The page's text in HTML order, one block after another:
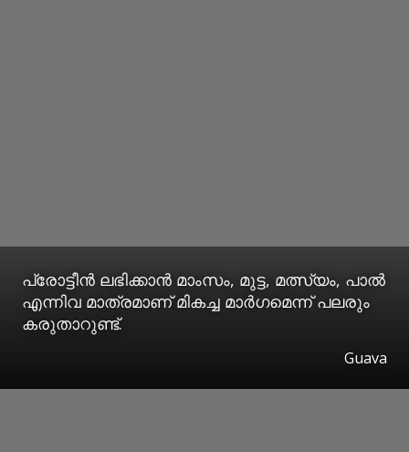
പ്രോട്ടീൻ ലഭിക്കാൻ മാംസം, മുട്ട, മത്സ്യം, പാൽ
എന്നിവ മാത്രമാണ് മികച്ച മാർഗമെന്ന് പലരും
കരുതാറുണ്ട്.
Guava